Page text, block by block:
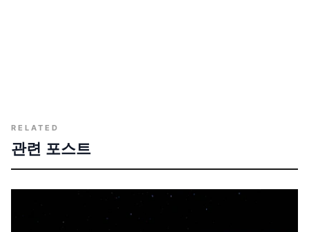
RELATED
관련 포스트